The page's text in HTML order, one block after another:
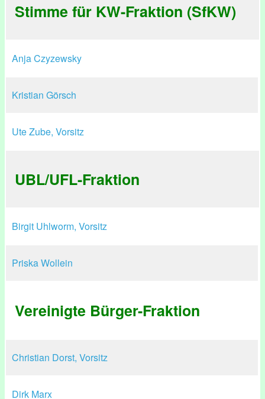
Stimme für KW-Fraktion (SfKW)
Anja Czyzewsky
Kristian Görsch
Ute Zube, Vorsitz
UBL/UFL-Fraktion
Birgit Uhlworm, Vorsitz
Priska Wollein
Vereinigte Bürger-Fraktion
Christian Dorst, Vorsitz
Dirk Marx